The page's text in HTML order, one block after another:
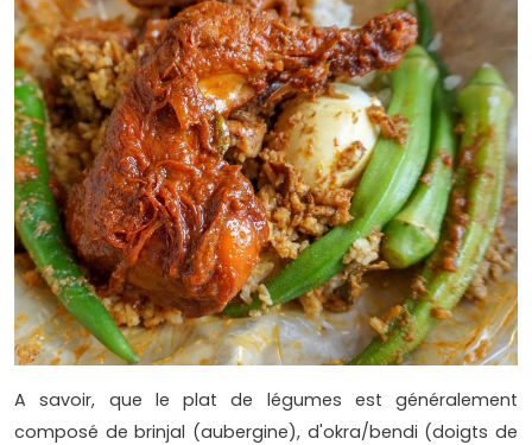
A savoir, que le plat de légumes est généralement
composé de brinjal (aubergine), d'okra/bendi (doigts de